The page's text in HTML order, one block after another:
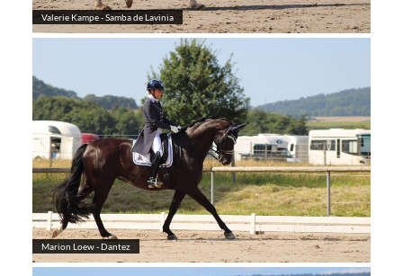
Valerie Kampe - Samba de Lavinia
Marion Loew - Dantez